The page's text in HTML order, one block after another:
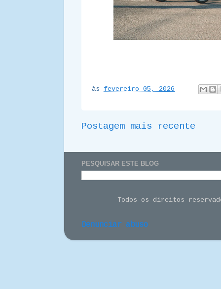
às fevereiro 05, 2026
Postagem mais recente
PESQUISAR ESTE BLOG
Todos os direitos
Denunciar abuso